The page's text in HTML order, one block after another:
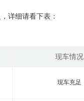
详细请看下表：
现车情况
现车充足